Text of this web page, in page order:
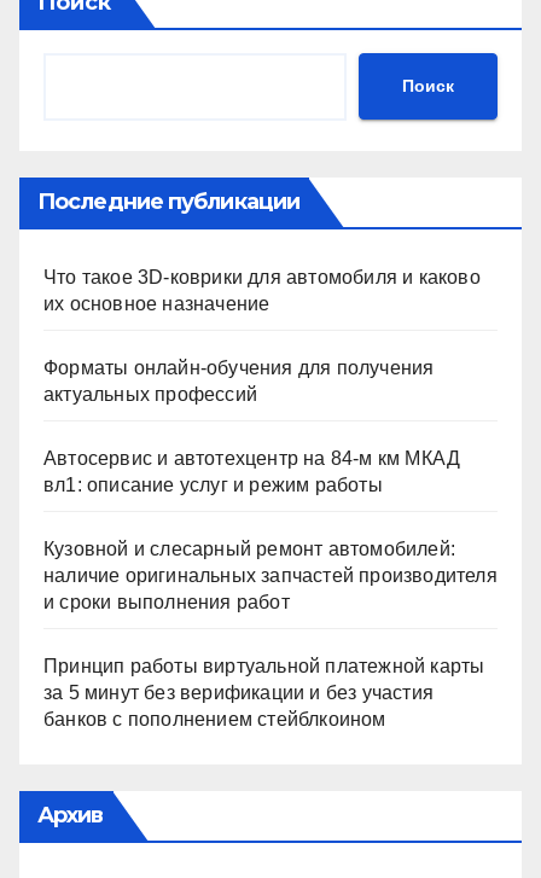
Поиск
Последние публикации
Что такое 3D-коврики для автомобиля и каково
их основное назначение
Форматы онлайн-обучения для получения
актуальных профессий
Автосервис и автотехцентр на 84-м км МКАД
вл1: описание услуг и режим работы
Кузовной и слесарный ремонт автомобилей:
наличие оригинальных запчастей производителя
и сроки выполнения работ
Принцип работы виртуальной платежной карты
за 5 минут без верификации и без участия
банков с пополнением стейблкоином
Архив